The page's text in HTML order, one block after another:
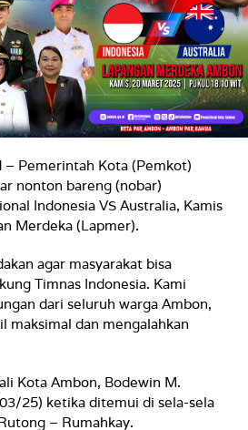
– Pemerintah Kota (Pemkot)
nonton bareng (nobar)
Indonesia VS Australia, Kamis
Merdeka (Lapmer).
agar masyarakat bisa
Timnas Indonesia. Kami
dari seluruh warga Ambon,
maksimal dan mengalahkan
Kota Ambon, Bodewin M.
25) ketika ditemui di sela-sela
– Rumahkay.